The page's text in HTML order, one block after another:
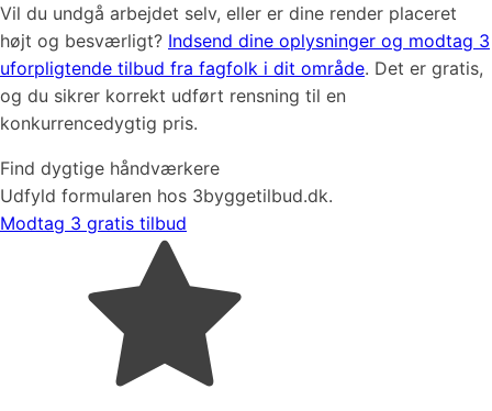
Vil du undgå arbejdet selv, eller er dine render placeret
højt og besværligt? Indsend dine oplysninger og modtag 3
uforpligtende tilbud fra fagfolk i dit område. Det er gratis,
og du sikrer korrekt udført rensning til en
konkurrencedygtig pris.
Find dygtige håndværkere
Udfyld formularen hos 3byggetilbud.dk.
Modtag 3 gratis tilbud